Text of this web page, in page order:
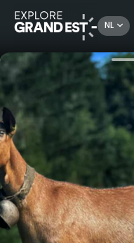
NL
Kijk je ogen uit in de Grand Est